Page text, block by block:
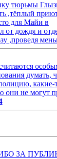
тюрьмы
,тёплый
для Майи в
дождя и
,проведя
думать,
какие-
не могут
ЗА